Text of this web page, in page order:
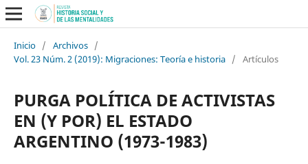
Inicio / Archivos /
Vol. 23 Núm. 2 (2019): Migraciones: Teoría e historia / Artículos
PURGA POLÍTICA DE ACTIVISTAS
EN (Y POR) EL ESTADO
ARGENTINO (1973-1983)